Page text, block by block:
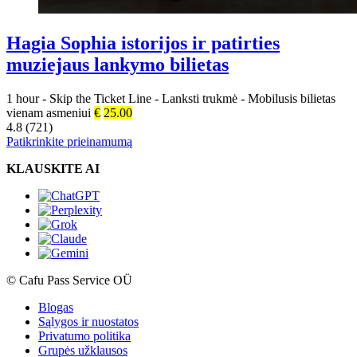
Hagia Sophia istorijos ir patirties
muziejaus lankymo bilietas
1 hour - Skip the Ticket Line - Lanksti trukmė - Mobilusis bilietas
vienam asmeniui € 25.00
4.8 (721)
Patikrinkite prieinamumą
KLAUSKITE AI
© Cafu Pass Service OÜ
Blogas
Sąlygos ir nuostatos
Privatumo politika
Grupės užklausos